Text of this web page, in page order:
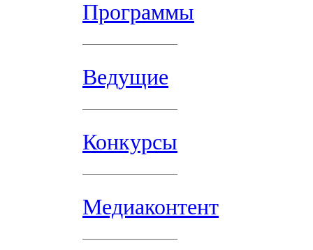
Программы
Ведущие
Конкурсы
Медиаконтент